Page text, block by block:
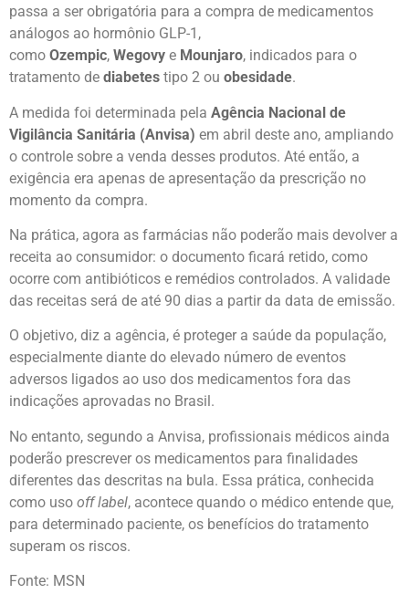
passa a ser obrigatória para a compra de medicamentos
análogos ao hormônio GLP-1,
como Ozempic, Wegovy e Mounjaro, indicados para o
tratamento de diabetes tipo 2 ou obesidade.
A medida foi determinada pela Agência Nacional de
Vigilância Sanitária (Anvisa) em abril deste ano, ampliando
o controle sobre a venda desses produtos. Até então, a
exigência era apenas de apresentação da prescrição no
momento da compra.
Na prática, agora as farmácias não poderão mais devolver a
receita ao consumidor: o documento ficará retido, como
ocorre com antibióticos e remédios controlados. A validade
das receitas será de até 90 dias a partir da data de emissão.
O objetivo, diz a agência, é proteger a saúde da população,
especialmente diante do elevado número de eventos
adversos ligados ao uso dos medicamentos fora das
indicações aprovadas no Brasil.
No entanto, segundo a Anvisa, profissionais médicos ainda
poderão prescrever os medicamentos para finalidades
diferentes das descritas na bula. Essa prática, conhecida
como uso off label, acontece quando o médico entende que,
para determinado paciente, os benefícios do tratamento
superam os riscos.
Fonte: MSN